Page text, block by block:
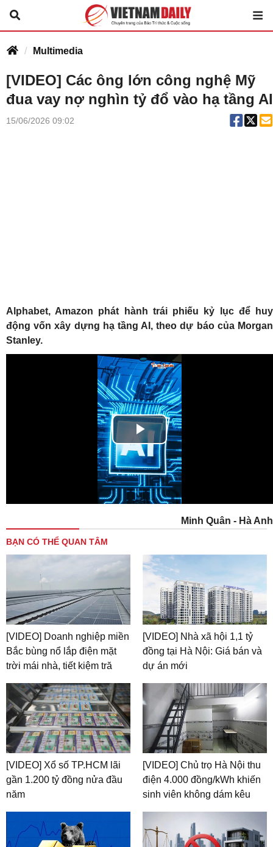
Multimedia
[VIDEO] Các ông lớn công nghệ Mỹ
đua vay nợ nghìn tỷ đổ vào hạ tầng AI
15/06/2026 09:02
Alphabet, Amazon phát hành trái phiếu kỷ lục để huy
động vốn xây dựng hạ tầng AI, theo dự báo của Morgan
Stanley.
Play
Video
Minh Quân - Hà Anh
BẠN CÓ THỂ QUAN TÂM
[VIDEO] Doanh nghiệp miền
Bắc bùng nổ lắp điện mặt
trời mái nhà, tiết kiệm tră
[VIDEO] Nhà xã hội 1,1 tỷ
đồng tại Hà Nội: Giá bán và
dự án mới
[VIDEO] Xổ số TP.HCM lãi
gần 1.200 tỷ đồng nửa đầu
năm
[VIDEO] Chủ trọ Hà Nội thu
điện 4.000 đồng/kWh khiến
sinh viên không dám kêu